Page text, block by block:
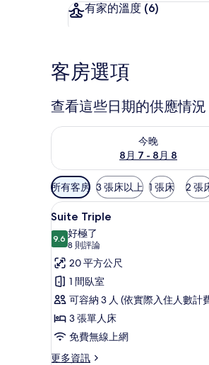
有家的溫度 (6)
客房選項
查看這些日期的供應情況
今晚
8月 7 - 8月 8
查看今晚 (8月 7 - 8月 8) 的供應
可
用
的
客
房
篩
選
條
件
所有客房 3 張床以上 1 張床 2 張
顯
示
Suite
Triple
的
所
有
相
片
12
Suite Triple
9.69.6 分，滿分 10 分
好極了
8 則評論
(8
則
評
論)
20 平方公尺
1 間臥室
可容納 3 人 (依實際入住人數計
3 張單人床
免費無線上網
更多資訊
更